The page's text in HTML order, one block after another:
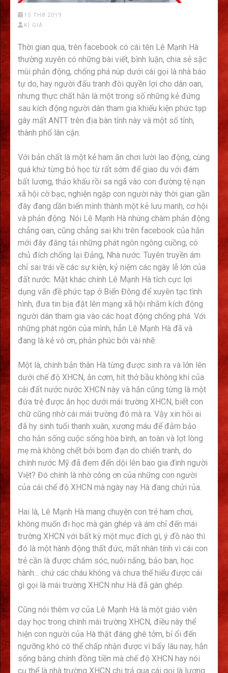
15 TH8 2019
KÍ GIẢ
Thời gian qua, trên facebook có cái tên Lê Mạnh Hà
thường xuyên có những bài viết, bình luận, chia sẻ sặc
mùi phản động, chống phá núp dưới cái gọi là nhà báo
tự do, hay người đấu tranh đòi quyền lợi cho dân oan,
nhưng thực chất hắn là một trong số những kẻ đứng
sau kích động người dân tham gia khiếu kiện phức tạp
gây mất ANTT trên địa bàn tỉnh này và một số tỉnh,
thành phố lân cận.
Với bản chất là một kẻ ham ăn chơi lười lao động, cùng
quá khứ từng bỏ học từ rất sớm để giao du với đám
bất lương, thảo khấu rồi sa ngã vào con đường tệ nạn
xã hội cờ bạc, nghiện ngập con người này thời gian gần
đây đang dần biến mình thành một kẻ lưu manh, cơ hội
và phản động. Nói Lê Mạnh Hà nhúng chàm phản động
chẳng oan, cũng chẳng sai khi trên facebook của hắn
mới đây đăng tải những phát ngôn ngông cuồng, có
chủ đích chống lại Đảng, Nhà nước. Tuyên truyền ám
chỉ sai trái về các sự kiện, kỷ niệm các ngày lễ lớn của
đất nước. Mặt khác chính Lê Mạnh Hà tích cực lợi
dụng vấn đề phức tạp ở Biển Đông để xuyên tạc tình
hình, đưa tin bịa đặt lên mạng xã hội nhằm kích động
người dân tham gia vào các hoạt động chống phá. Với
những phát ngôn của mình, hẳn Lê Mạnh Hà đã và
đang là kẻ vô ơn, phản phúc bởi vài nhẽ:
Một là, chính bản thân Hà từng được sinh ra và lớn lên
dưới chế độ XHCN, ăn cơm, hít thở bầu không khí của
cái đất nước nước XHCN này và hắn cũng từng là một
đứa trẻ được ăn học dưới mái trường XHCN, biết con
chữ cũng nhờ cái mái trường đó mà ra. Vậy xin hỏi ai
đã hy sinh tuổi thanh xuân, xương máu để đảm bảo
cho hắn sống cuộc sống hòa bình, an toàn và lọt lòng
mẹ mà không chết bởi bom đạn do chiến tranh, do
chính nước Mỹ đã đem đến dội lên bao gia đình người
Việt? Đó chính là nhờ công ơn của những con người
của cái chế độ XHCN mà ngày nay Hà đang chửi rủa.
Hai là, Lê Mạnh Hà mang chuyện con trẻ ham chơi,
không muốn đi học mà gán ghép và ám chỉ đến mái
trường XHCN với bất kỳ một mục đích gì, ý đồ nào thì
đó là một hành động thất đức, mất nhân tính vì cái con
trẻ cần là được chăm sóc, nuôi nấng, bảo ban, học
hành… chứ các cháu không và chưa thể hiểu được cái
gì gọi là mái trường XHCN như Hà đã gán ghép.
Cũng nói thêm vợ của Lê Mạnh Hà là một giáo viên
dạy học trong chính mái trường XHCN, điều này thể
hiện con người của Hà thật đáng ghê tởm, bỉ ổi đến
ngưỡng khó có thể chấp nhận được vì bấy lâu nay, hắn
sống bằng chính đồng tiền mà chế độ XHCN hay nói
cụ thể là nhà trường XHCN chi trả qua cái gọi là lương